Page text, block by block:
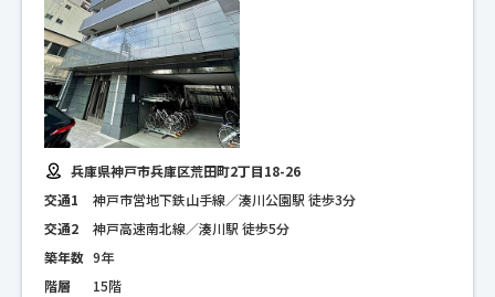
兵庫県神戸市兵庫区荒田町2丁目18-26
交通1
神戸市営地下鉄山手線／湊川公園駅 徒歩3分
交通2
神戸高速南北線／湊川駅 徒歩5分
築年数 9年
階層
15階